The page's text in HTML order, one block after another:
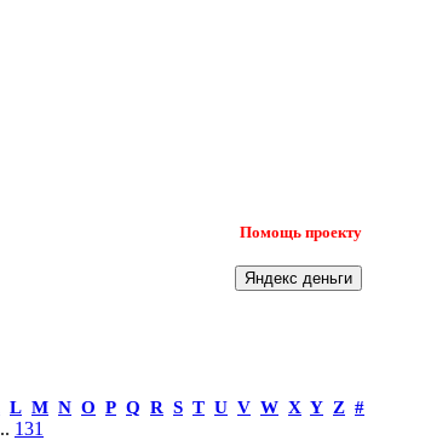
Помощь проекту
L M N O P Q R S T U V W X Y Z #
131